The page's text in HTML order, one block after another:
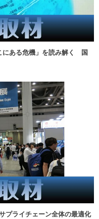
にある危機」を読み解く 国
プライチェーン全体の最適化